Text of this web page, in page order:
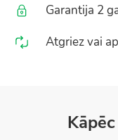
Garantija 2
Atgriez vai